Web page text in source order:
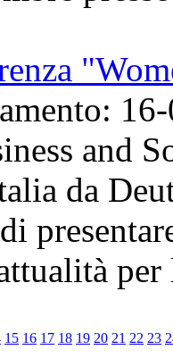
and
da
15 16 17 18 19 20 21 22 23